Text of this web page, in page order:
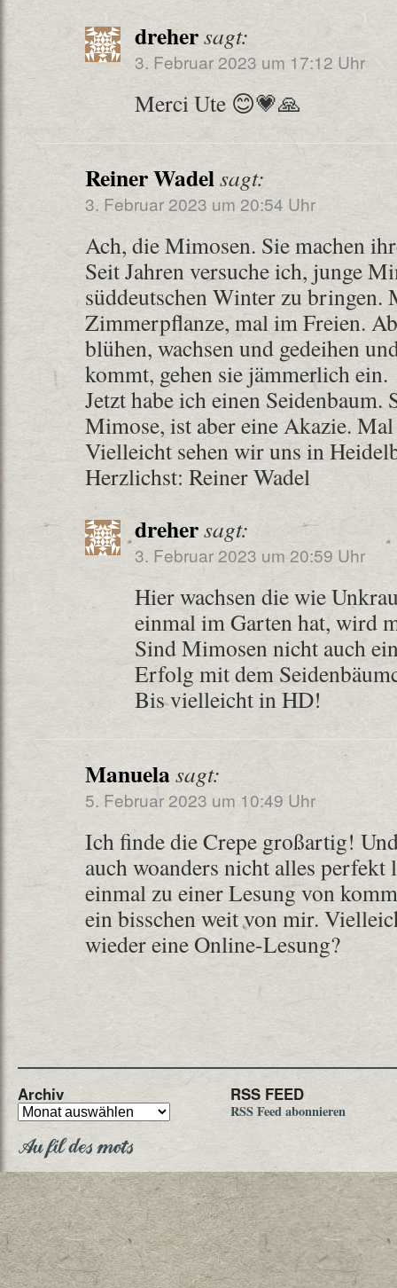
drehersagt:
3. Februar 2023 um 17:12 Uhr
Merci Ute 😊💗🙏
Reiner Wadelsagt:
3. Februar 2023 um 20:54 Uhr
Ach, die Mimosen. Sie machen
Seit Jahren versuche ich, junge
süddeutschen Winter zu bringen.
Zimmerpflanze, mal im Freien.
blühen, wachsen und gedeihen
kommt, gehen sie jämmerlich ein.
Jetzt habe ich einen Seidenbaum.
Mimose, ist aber eine Akazie. Mal
Vielleicht sehen wir uns in
Herzlichst: Reiner Wadel
drehersagt:
3. Februar 2023 um 20:59 Uhr
Hier wachsen die wie
einmal im Garten hat, wird
Sind Mimosen nicht auch
Erfolg mit dem
Bis vielleicht in HD!
Manuelasagt:
5. Februar 2023 um 10:49 Uhr
Ich finde die Crepe großartig!
auch woanders nicht alles
einmal zu einer Lesung von
ein bisschen weit von mir.
wieder eine Online-Lesung?
Archiv RSS FEED
RSS Feed abonnieren
Au fil des mots